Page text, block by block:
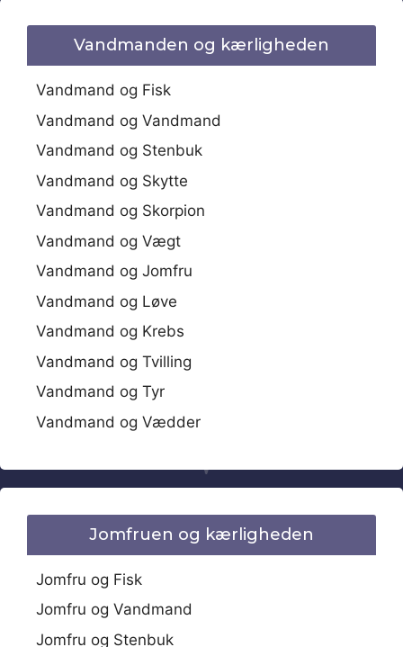
Vandmanden og kærligheden
Vandmand og Fisk
Vandmand og Vandmand
Vandmand og Stenbuk
Vandmand og Skytte
Vandmand og Skorpion
Vandmand og Vægt
Vandmand og Jomfru
Vandmand og Løve
Vandmand og Krebs
Vandmand og Tvilling
Vandmand og Tyr
Vandmand og Vædder
Jomfruen og kærligheden
Jomfru og Fisk
Jomfru og Vandmand
Jomfru og Stenbuk